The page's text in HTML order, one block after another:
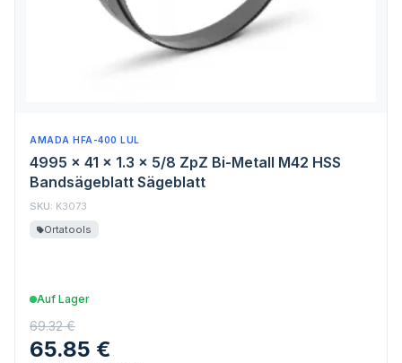
AMADA HFA-400 LUL
4995 x 41 x 1.3 x 5/8 ZpZ Bi-Metall M42 HSS
Bandsägeblatt Sägeblatt
SKU: K3073
Ortatools
Auf Lager
69.32 €
65.85 €